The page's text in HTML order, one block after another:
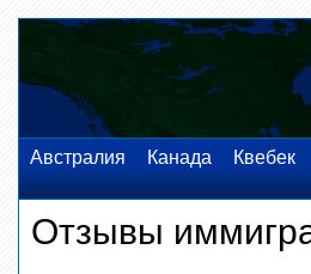
Австралия Канада Квебек
Отзывы